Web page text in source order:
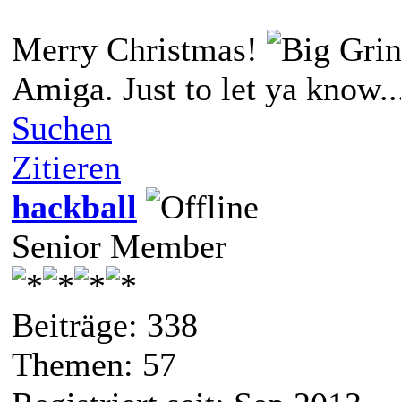
Merry Christmas!
Amiga. Just to let ya
Suchen
Zitieren
hackball
Senior Member
Beiträge: 338
Themen: 57